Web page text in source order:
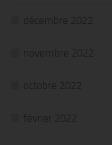
décembre 2022
novembre 2022
octobre 2022
février 2022